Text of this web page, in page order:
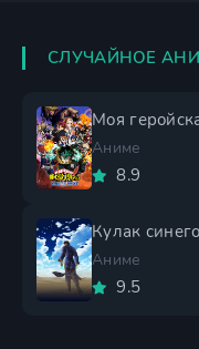
СЛУЧАЙНОЕ
Моя
Аниме
8.9
Кулак
Аниме
9.5